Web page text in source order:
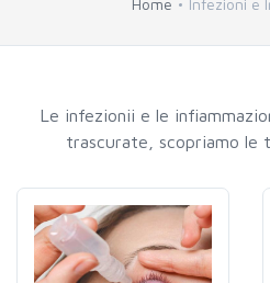
Home Infezioni e
Le infezionii e le
trascurate, scopriamo le